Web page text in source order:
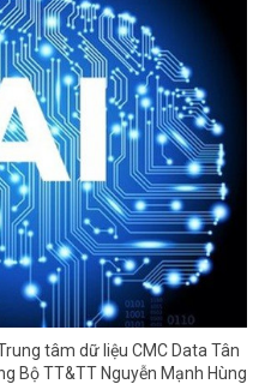
tâm dữ liệu CMC Data Tân
Bộ TT&TT Nguyễn Mạnh Hùng